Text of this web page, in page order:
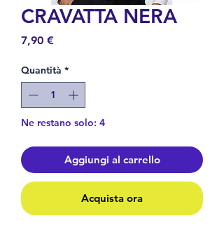
CRAVATTA NERA
7,90 €Prezzo
Quantità *
Ne restano solo: 4
Aggiungi al carrello
Acquista ora